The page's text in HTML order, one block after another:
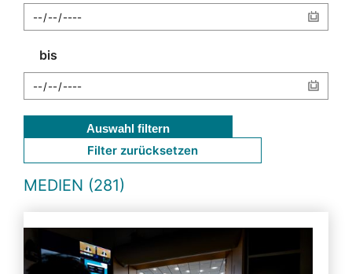
bis
Auswahl filtern
Filter zurücksetzen
MEDIEN (281)